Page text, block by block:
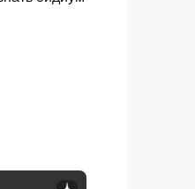
тысяч
идоски